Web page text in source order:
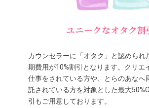
ユニークなオタク割
カウンセラーに「オタク」と認められ
期費用が10%割引となります。クリエ
仕事をされている方や、とらのあなへ
託されている方を対象とした最大
引もご用意しております。